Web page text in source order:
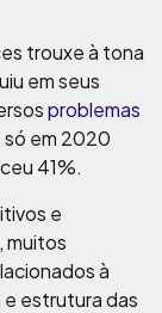
trouxe à tona
em seus
problemas
só em 2020
41%.
e
muitos
à
estrutura das